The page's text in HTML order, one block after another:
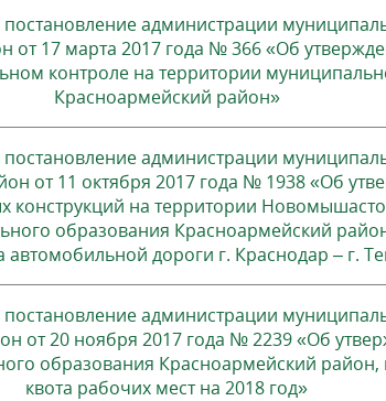
администрации
от 17 марта 2017 года № 366 «Об
контроле на территории
Красноармейский район»
администрации
от 11 октября 2017 года № 1938 «Об
на территории
образования Красноармейский
автомобильной дороги г. Краснодар – г.
администрации
от 20 ноября 2017 года № 2239 «Об
образования Красноармейский район,
квота рабочих мест на 2018 год»